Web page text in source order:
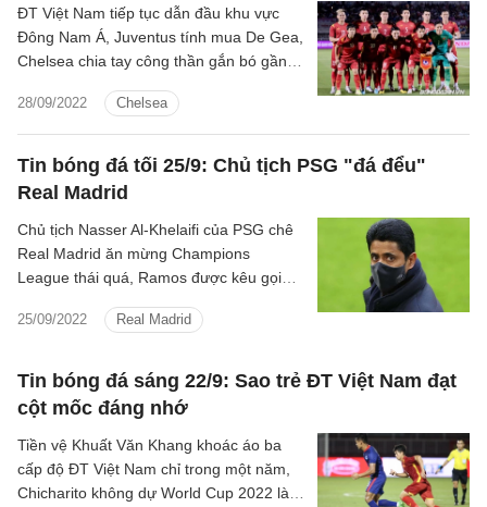
28/09/2022 Chelsea
ĐT Việt Nam tiếp tục dẫn đầu khu vực
Đông Nam Á, Juventus tính mua De Gea,
Chelsea chia tay công thần gắn bó gần
Tin bóng đá tối 25/9: Chủ tịch PSG "đá đểu"
Real Madrid
25/09/2022 Real Madrid
Chủ tịch Nasser Al-Khelaifi của PSG chê
Real Madrid ăn mừng Champions
League thái quá, Ramos được kêu gọi
tối 25/9.
Tin bóng đá sáng 22/9: Sao trẻ ĐT Việt Nam đạt
cột mốc đáng nhớ
Tiền vệ Khuất Văn Khang khoác áo ba
cấp độ ĐT Việt Nam chỉ trong một năm,
Chicharito không dự World Cup 2022 là